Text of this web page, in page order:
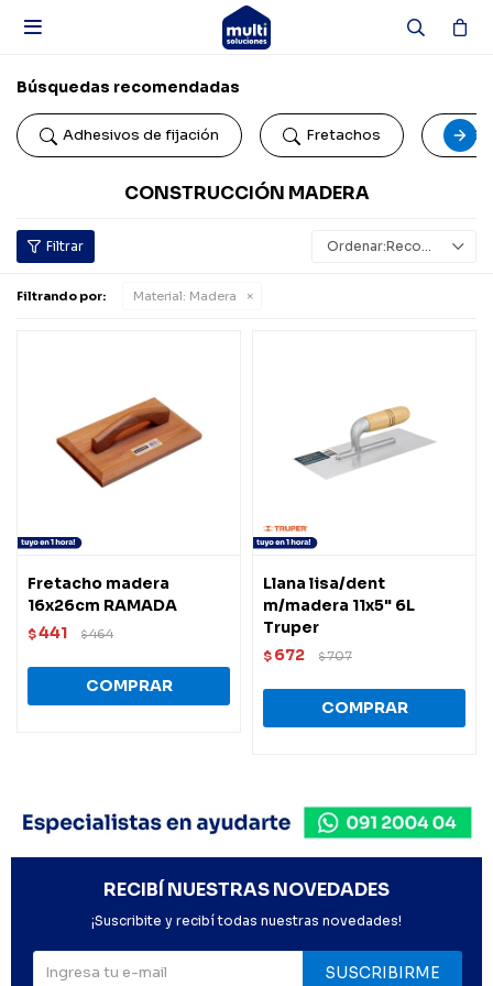

Búsquedas recomendadas
Adhesivos de fijación Fretachos
CONSTRUCCIÓN MADERA
Recomendados
Filtrando por: Material: Madera
Fretacho madera
16x26cm RAMADA
$441 $464
Llana lisa/dent
m/madera 11x5" 6L
Truper
$ 672 $707
RECIBÍ NUESTRAS NOVEDADES
¡Suscribite y recibí todas nuestras novedades!
SUSCRIBIRME